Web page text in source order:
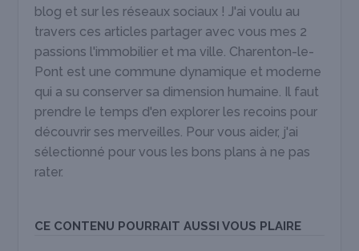
blog et sur les réseaux sociaux ! J'ai voulu au
travers ces articles partager avec vous mes 2
passions l'immobilier et ma ville. Charenton-le-
Pont est une commune dynamique et moderne
qui a su conserver sa dimension humaine. Il faut
prendre le temps d'en explorer les recoins pour
découvrir ses merveilles. Pour vous aider, j'ai
sélectionné pour vous les bons plans à ne pas
rater.
CE CONTENU POURRAIT AUSSI VOUS PLAIRE